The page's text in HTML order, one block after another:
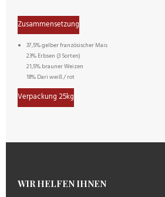
Zusammensetzung
37,5% gelber französischer Mais
23% Erbsen (3 Sorten)
21,5% brauner Weizen
18% Dari weiß / rot
Verpackung 25kg
WIR HELFEN IHNEN